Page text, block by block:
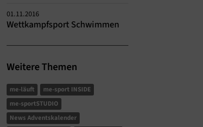
01.11.2016
Wettkampfsport Schwimmen
Weitere Themen
me-läuft
me-sport INSIDE
me-sportSTUDIO
News Adventskalender